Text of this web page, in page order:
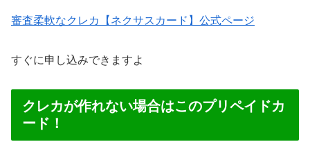
審査柔軟なクレカ【ネクサスカード】公式ページ
すぐに申し込みできますよ
クレカが作れない場合はこのプリペイドカ
ード！